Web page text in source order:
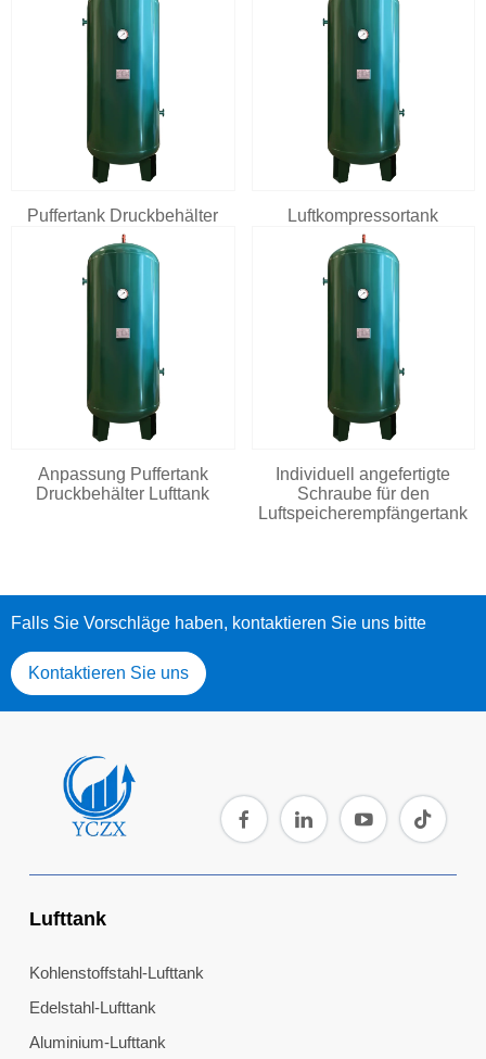
Puffertank Druckbehälter Luftkompressortank
Anpassung Puffertank
Druckbehälter Lufttank
Individuell angefertigte
Schraube für den
Luftspeicherempfängertank
Falls Sie Vorschläge haben, kontaktieren Sie uns bitte
Kontaktieren Sie uns
Lufttank
Kohlenstoffstahl-Lufttank
Edelstahl-Lufttank
Aluminium-Lufttank